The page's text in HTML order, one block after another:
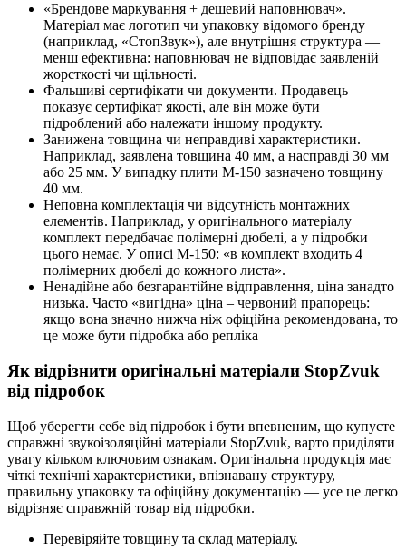
«Брендове маркування + дешевий наповнювач».
Матеріал має логотип чи упаковку відомого бренду
(наприклад, «СтопЗвук»), але внутрішня структура —
менш ефективна: наповнювач не відповідає заявленій
жорсткості чи щільності.
Фальшиві сертифікати чи документи. Продавець
показує сертифікат якості, але він може бути
підроблений або належати іншому продукту.
Занижена товщина чи неправдиві характеристики.
Наприклад, заявлена товщина 40 мм, а насправді 30 мм
або 25 мм. У випадку плити М-150 зазначено товщину
40 мм.
Неповна комплектація чи відсутність монтажних
елементів. Наприклад, у оригінального матеріалу
комплект передбачає полімерні дюбелі, а у підробки
цього немає. У описі М-150: «в комплект входить 4
полімерних дюбелі до кожного листа».
Ненадійне або безгарантійне відправлення, ціна занадто
низька. Часто «вигідна» ціна – червоний прапорець:
якщо вона значно нижча ніж офіційна рекомендована, то
це може бути підробка або репліка
Як відрізнити оригінальні матеріали StopZvuk
від підробок
Щоб уберегти себе від підробок і бути впевненим, що купуєте
справжні звукоізоляційні матеріали StopZvuk, варто приділяти
увагу кільком ключовим ознакам. Оригінальна продукція має
чіткі технічні характеристики, впізнавану структуру,
правильну упаковку та офіційну документацію — усе це легко
відрізняє справжній товар від підробки.
Перевіряйте товщину та склад матеріалу.